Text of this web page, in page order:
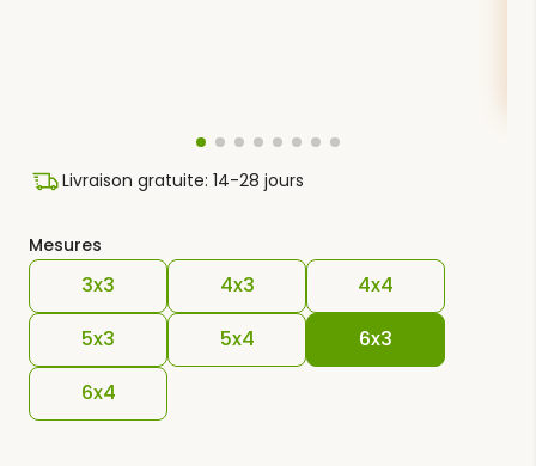
Livraison gratuite: 14-28 jours
Mesures
3x3 4x3
4x4
5x3
5x4
6x3
6x4